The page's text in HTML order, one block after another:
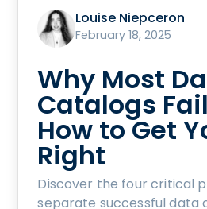
Louise Niepceron
February 18, 2025
Why Most
Catalogs
How to Get
Right
Discover the four critical
separate successful data